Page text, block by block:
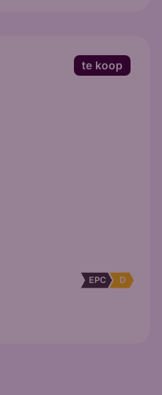
EPC D
te koop